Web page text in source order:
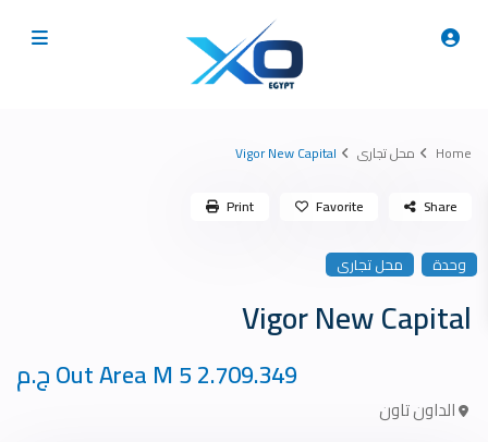
Home محل تجارى Vigor New Capital
وحدة محل تجارى
Vigor New Capital
2.709.349 ج.م
الداون تاون
Share
Favorite
Print